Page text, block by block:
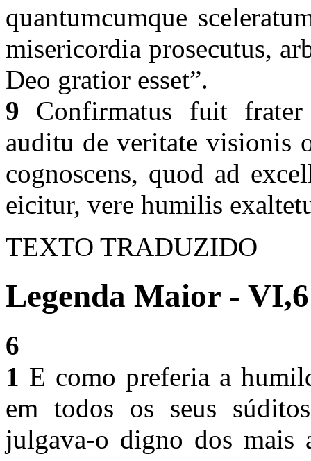
quantumcumque
misericordia prosecutus,
Deo gratior esset”.
9 Confirmatus fuit
auditu de veritate visionis
cognoscens, quod ad
eicitur, vere humilis
TEXTO TRADUZIDO
Legenda Maior - VI,6
6
1 E como preferia a
em todos os seus
julgava-o digno dos mais